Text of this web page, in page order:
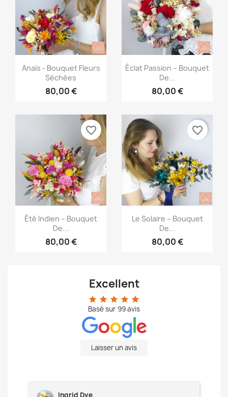
Aperçu rapide
Anaïs - Bouquet Fleurs
Séchées
80,00 €
Aperçu rapide
Éclat Passion – Bouquet
De...
80,00 €
 Aperçu rapide
Été Indien – Bouquet
De...
80,00 €
favorite_border
Aperçu rapide
Le Solaire – Bouquet
De...
80,00 €
favorite_border
Excellent
star star star star star
Basé sur 99avis
Laisser un avis
Ingrid Dve